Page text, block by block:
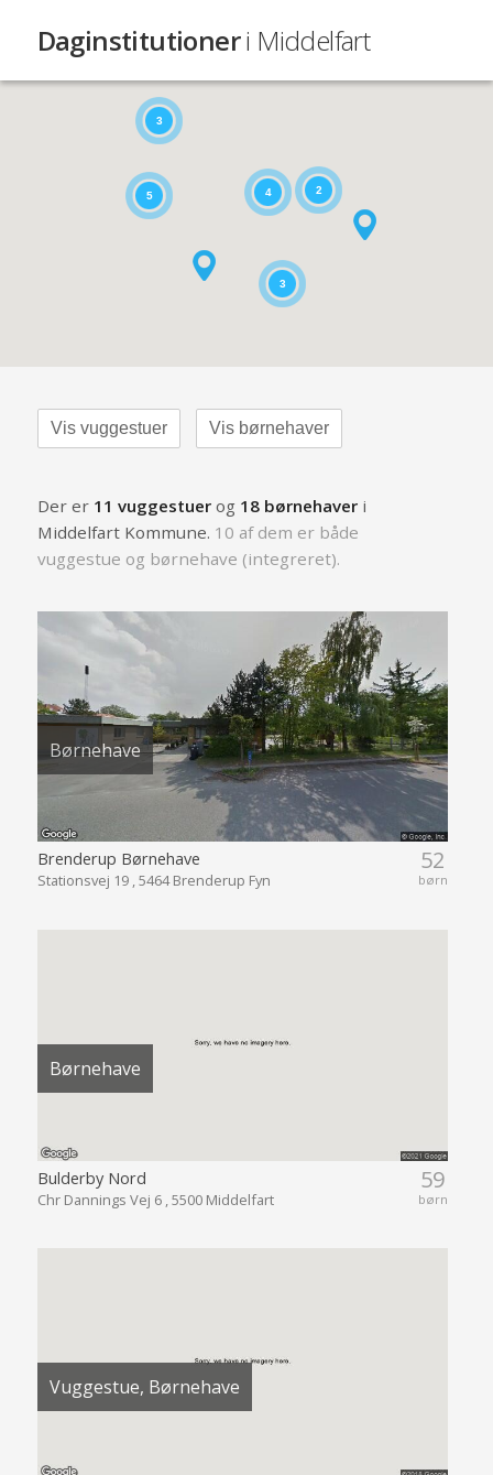
Daginstitutioneri Middelfart
3
5 4
3
2
Vis vuggestuer Vis børnehaver
Der er 11 vuggestuerog 18 børnehaveri
Middelfart Kommune. 10 af dem er både
vuggestue og børnehave (integreret).
Børnehave
52
børn
Brenderup Børnehave
Stationsvej 19 , 5464 Brenderup Fyn
Børnehave
59
børn
Bulderby Nord
Chr Dannings Vej 6 , 5500 Middelfart
Vuggestue, Børnehave